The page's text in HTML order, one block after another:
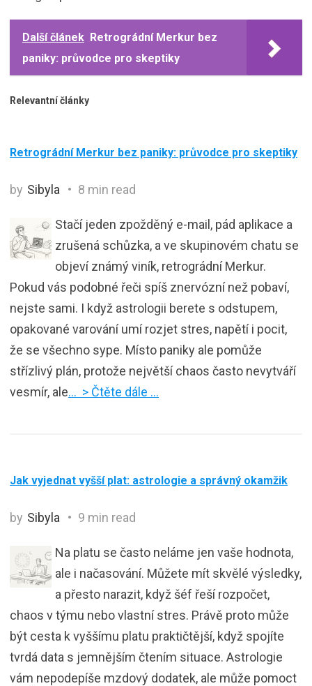
Další článek Retrográdní Merkur bez
paniky: průvodce pro skeptiky
Relevantní články
Retrográdní Merkur bez paniky: průvodce pro skeptiky
by Sibyla 8 min read
Stačí jeden zpožděný e-mail, pád aplikace a
zrušená schůzka, a ve skupinovém chatu se
objeví známý viník, retrográdní Merkur.
Pokud vás podobné řeči spíš znervózní než pobaví,
nejste sami. I když astrologii berete s odstupem,
opakované varování umí rozjet stres, napětí i pocit,
že se všechno sype. Místo paniky ale pomůže
střízlivý plán, protože největší chaos často nevytváří
vesmír, ale… > Čtěte dále …
Jak vyjednat vyšší plat: astrologie a správný okamžik
by Sibyla 9 min read
Na platu se často neláme jen vaše hodnota,
ale i načasování. Můžete mít skvělé výsledky,
a přesto narazit, když šéf řeší rozpočet,
chaos v týmu nebo vlastní stres. Právě proto může
být cesta k vyššímu platu praktičtější, když spojíte
tvrdá data s jemnějším čtením situace. Astrologie
vám nepodepíše mzdový dodatek, ale může pomoct